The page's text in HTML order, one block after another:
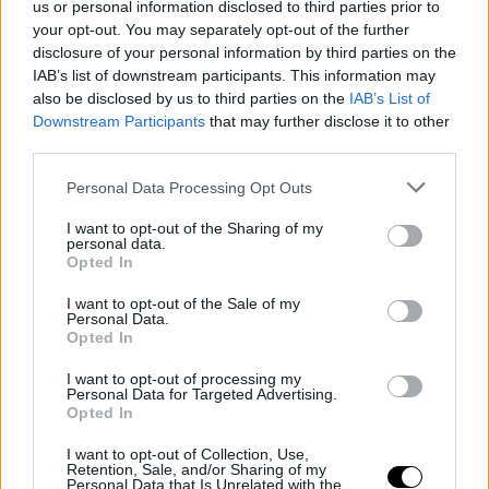
us or personal information disclosed to third parties prior to
your opt-out. You may separately opt-out of the further
disclosure of your personal information by third parties on the
IAB’s list of downstream participants. This information may
also be disclosed by us to third parties on the IAB’s List of
Downstream Participants that may further disclose it to other
Personal Data Processing Opt Outs
I want to opt-out of the Sharing of my
personal data.
Opted In
I want to opt-out of the Sale of my
Personal Data.
Opted In
I want to opt-out of processing my
Personal Data for Targeted Advertising.
Opted In
I want to opt-out of Collection, Use,
Retention, Sale, and/or Sharing of my
Personal Data that Is Unrelated with the